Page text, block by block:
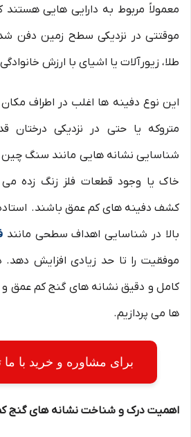
معمولاً مربوط به دارایی هایی هستند
موقتتی در نزدیکی سطح زمین دفن
طلا، زیورآلات یا اشیای با ارزش
این نوع دفینه ها اغلب در اطراف
متروکه یا حتی در نزدیکی
شناسایی نشانه هایی مانند سنگ چین
خاک یا وجود قطعات فلز زنگ زده می
کشف دفینه های کم عمق باشند.
بالا در شناسایی اهداف سطحی مانند
موفقیت را تا حد زیادی افزایش دهد.
کامل و دقیق نشانه های گنج کم عمق
ها می پردازیم.
برای مشاوره و خرید با ما
اهمیت درک و شناخت نشانه های گنج